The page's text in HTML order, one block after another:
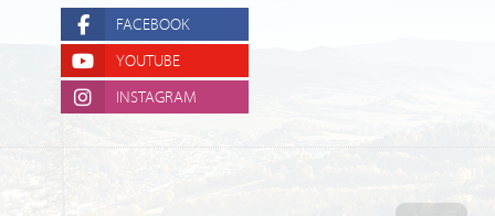
FACEBOOK
YOUTUBE
INSTAGRAM